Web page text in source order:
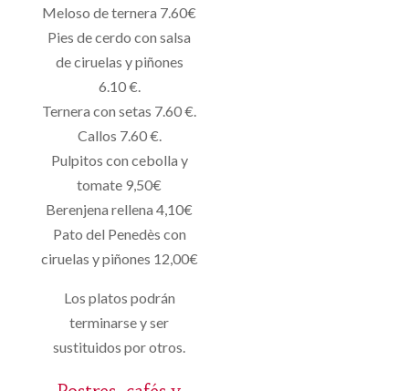
Meloso de ternera 7.60€
Pies de cerdo con salsa
de ciruelas y piñones
6.10 €.
Ternera con setas 7.60 €.
Callos 7.60 €.
Pulpitos con cebolla y
tomate 9,50€
Berenjena rellena 4,10€
Pato del Penedès con
ciruelas y piñones 12,00€
Los platos podrán
terminarse y ser
sustituidos por otros.